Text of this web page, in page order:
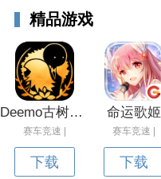
精品游戏
Deemo古树旋律
赛车竞速 |
下载
命运歌姬
赛车竞速 |
下载